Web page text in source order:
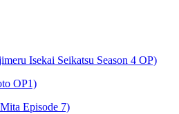
Isekai Seikatsu Season 4 OP)
OP1)
Episode 7)